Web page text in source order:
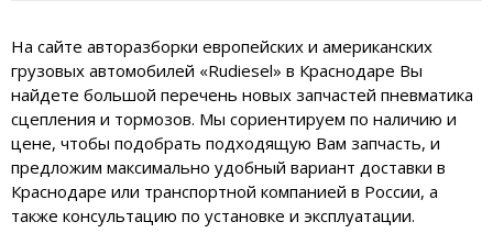
На сайте авторазборки европейских и американских
грузовых автомобилей «Rudiesel» в Краснодаре Вы
найдете большой перечень новых запчастей пневматика
сцепления и тормозов. Мы сориентируем по наличию и
цене, чтобы подобрать подходящую Вам запчасть, и
предложим максимально удобный вариант доставки в
Краснодаре или транспортной компанией в России, а
также консультацию по установке и эксплуатации.